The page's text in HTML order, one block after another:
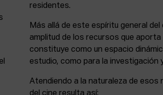
residentes.
Más allá de este espíritu general
amplitud de los recursos que
constituye como un espacio
estudio, como para la investigación
Atendiendo a la naturaleza de